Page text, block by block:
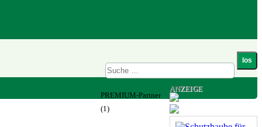
ANZEIGE
PREMIUM-Partner
(1)